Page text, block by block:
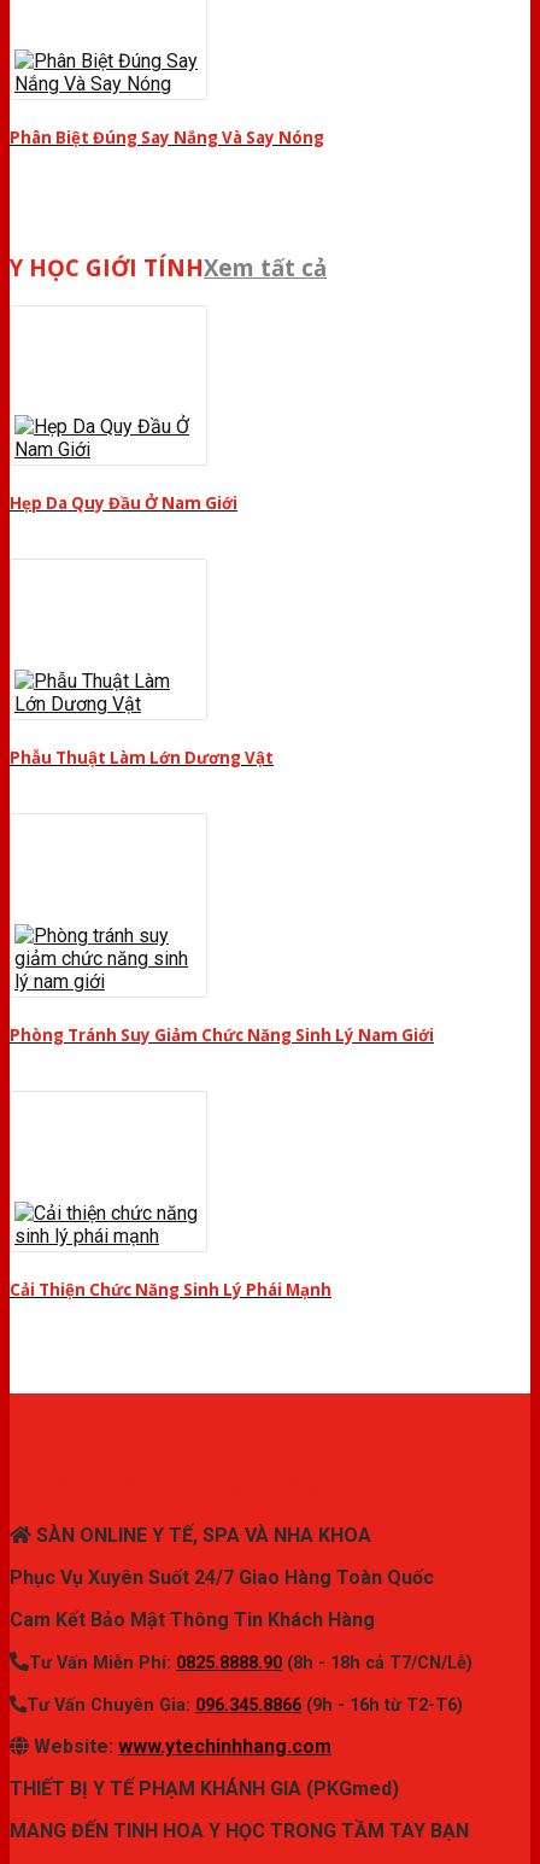
Phân Biệt Đúng Say Nắng Và Say Nóng
Y HỌC GIỚI TÍNHXem tất cả
Hẹp Da Quy Đầu Ở Nam Giới
Phẫu Thuật Làm Lớn Dương Vật
Phòng Tránh Suy Giảm Chức Năng Sinh Lý Nam Giới
Cải Thiện Chức Năng Sinh Lý Phái Mạnh
SÀN ONLINE Y TẾ, SPA VÀ NHA KHOA
Phục Vụ Xuyên Suốt 24/7 Giao Hàng Toàn Quốc
Cam Kết Bảo Mật Thông Tin Khách Hàng
Tư Vấn Miễn Phí: 0825.8888.90 (8h - 18h cả T7/CN/Lễ)
Tư Vấn Chuyên Gia: 096.345.8866 (9h - 16h từ T2-T6)
Website: www.ytechinhhang.com
THIẾT BỊ Y TẾ PHẠM KHÁNH GIA (PKGmed)
MANG ĐẾN TINH HOA Y HỌC TRONG TẦM TAY BẠN